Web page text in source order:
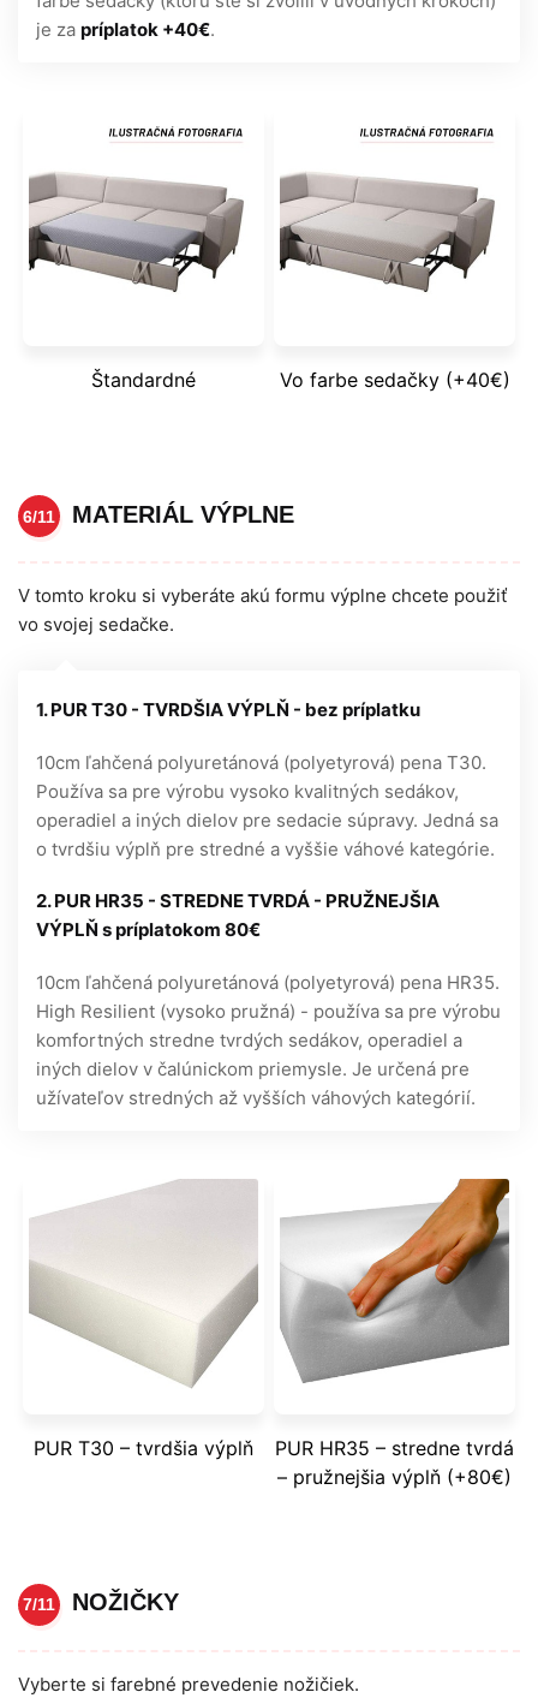
je za príplatok +40€.
Štandardné Vo farbe sedačky (+40€)
6/11 MATERIÁL VÝPLNE
V tomto kroku si vyberáte akú formu výplne chcete použiť
vo svojej sedačke.
1. PUR T30 - TVRDŠIA VÝPLŇ - bez príplatku
10cm ľahčená polyuretánová (polyetyrová) pena T30.
Používa sa pre výrobu vysoko kvalitných sedákov,
operadiel a iných dielov pre sedacie súpravy. Jedná sa
o tvrdšiu výplň pre stredné a vyššie váhové kategórie.
2. PUR HR35 - STREDNE TVRDÁ - PRUŽNEJŠIA
VÝPLŇ s príplatokom 80€
10cm ľahčená polyuretánová (polyetyrová) pena HR35.
High Resilient (vysoko pružná) - používa sa pre výrobu
komfortných stredne tvrdých sedákov, operadiel a
iných dielov v čalúnickom priemysle. Je určená pre
užívateľov stredných až vyšších váhových kategórií.
PUR T30 – tvrdšia výplň
PUR HR35 – stredne tvrdá
– pružnejšia výplň (+80€)
7/11 NOŽIČKY
Vyberte si farebné prevedenie nožičiek.